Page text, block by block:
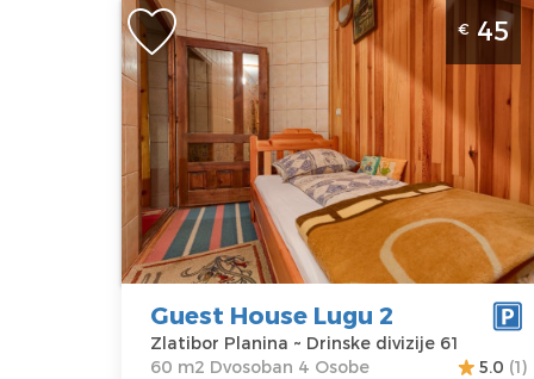
Dvosoban Apartman Guest House
2 Zlatibor Planina Jezero
Zlatibor
Lokacija:
Zlatibor
Planina
Adresa:Drinske
divizije 61
Cena45 €
Gosti: 4
Kvadratura :
60
m2
Struktura :
Dvosoban
€ 45
Guest House Lugu 2
Zlatibor Planina ~ Drinske divizije 61
60 m2 Dvosoban 4 Osobe
5.0 (1)